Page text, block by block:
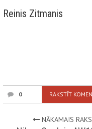
Reinis Zitmanis
0 RAKSTĪT
NĀKAMAIS